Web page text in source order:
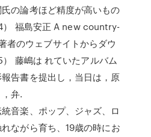
の論考ほど精度が高いもの
） 福島安正 A new country-
者のウェブサイトからダウ
藤嶋は れていたアルバム
告書を提出し，当日は，原
弁.
音楽、ポップ、ジャズ、ロ
ながら育ち、19歳の時にお